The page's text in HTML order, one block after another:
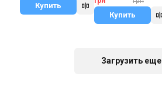
Купить
Купить
Загрузить еще